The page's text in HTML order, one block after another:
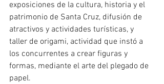
exposiciones de la cultura, historia y el
patrimonio de Santa Cruz, difusión de
atractivos y actividades turísticas, y
taller de origami, actividad que instó a
los concurrentes a crear figuras y
formas, mediante el arte del plegado de
papel.